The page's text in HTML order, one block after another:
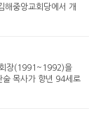
중앙교회당에서 개
드렸다. 총회장 박영
우신권 장로가 기도
회장(1991~1992)을
술 목사가 향년 94세로
는 부산시 동래구 소
돼 있다. 발인은 8월 3